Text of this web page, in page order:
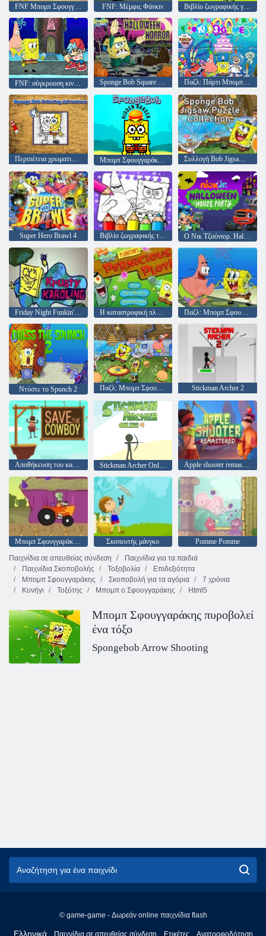
FNF Μπομπ Σφουγγαράκης εναντίον Σκουίντγουορντ FNF: Μέμφις Φάνκιν Βιβλίο ζωγραφικής για τον Μπομπ Σφουγγαράκης
Sponge Bob Square Pants Halloween Horror FrankenBob's Quest Μέρος 1 Παζλ: Πάρτι Μπομπ Σφουγγαράκης
Περιπέτεια χρωματισμού Μπομπ Σφουγγαράκης Μπομπ Σφουγγαράκης Κρυφό Μπέργκερ Συλλογή Bob Jigsaw Puzzle
Super Hero Brawl 4 Βιβλίο ζωγραφικής του Sponge Bob Ο Νικ Τζούνιορ. Halloween House Party
Friday Night Funkin' Krusty Karoling Η καταστροφική πλοκή του πλαγκτόν Παζλ: Μπομπ Σφουγγαράκης
Ντύστε το Spunch 2 Παζλ: Μπομπ Σφουγγαράκης Ώρα εργασίας Stickman Archer 2
Αποθήκευση του καουμπόι Stickman Archer Online 4 Apple shooter remastered
Μπομπ Σφουγγαράκης αγωνιστικά τουρνουά Σκοπευτής μάνγκο
Pomme Pomme
Παιχνίδια σε απευθείας σύνδεση
Παιχνίδια για τα παιδιά
Παιχνίδια Σκοποβολής
Τοξοβολία
Επιδεξιότητα
Μπομπ Σφουγγαράκης
Σκοποβολή για τα αγόρια
7 χρόνια
Κυνήγι
Τοξότης Μπομπ ο Σφουγγαράκης Html5
Μπομπ Σφουγγαράκης πυροβολεί
ένα τόξο
Spongebob Arrow Shooting
© game-game - Δωρεάν online παιχνίδια flash
Ελληνικά
English
Παιχνίδια σε απευθείας σύνδεση Ετικέτες Ανατροφοδότηση